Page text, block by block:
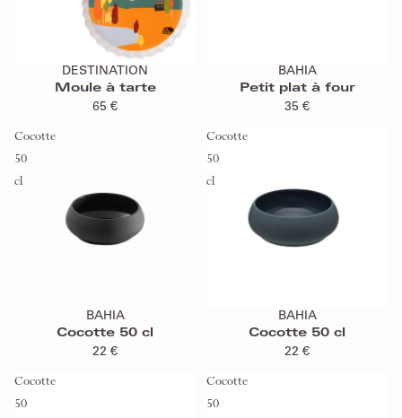
Ajouter au panier
DESTINATION
Moule à tarte
65 €
BAHIA
Petit plat à four
35 €
Cocotte
50
cl
BAHIA
Cocotte 50 cl
22 €
Cocotte
50
cl
BAHIA
Cocotte 50 cl
22 €
Cocotte
50
Cocotte
50